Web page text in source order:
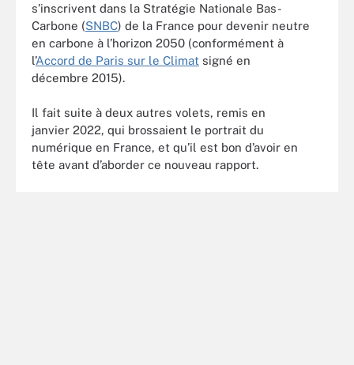
s’inscrivent dans la Stratégie Nationale Bas-
Carbone (SNBC) de la France pour devenir neutre
en carbone à l’horizon 2050 (conformément à
l’Accord de Paris sur le Climat signé en
décembre 2015).
Il fait suite à deux autres volets, remis en
janvier 2022, qui brossaient le portrait du
numérique en France, et qu’il est bon d’avoir en
tête avant d’aborder ce nouveau rapport.